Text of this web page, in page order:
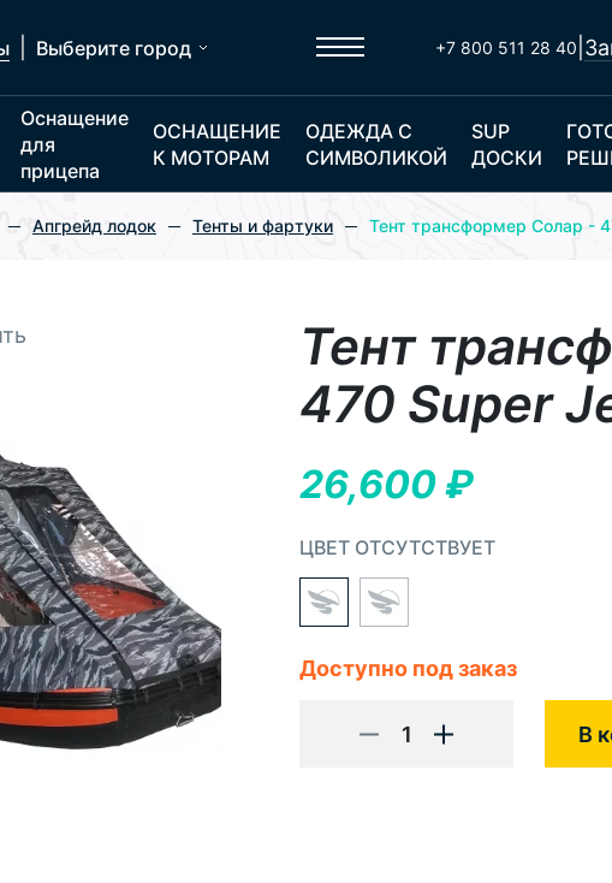
Выберите город +7 800 511 28 40
Оснащение
для
прицепа
ОСНАЩЕНИЕ
К МОТОРАМ
ОДЕЖДА С
СИМВОЛИКОЙ
SUP
ДОСКИ
Апгрейд лодок Тенты и фартуки Тент трансформер Солар -
Тент
470 Super
26,600₽
ЦВЕТ ОТСУТСТВУЕТ
Доступно под заказ
1 В